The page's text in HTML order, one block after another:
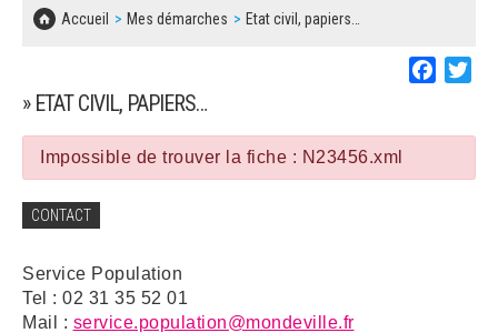
Accueil Mes démarches Etat civil, papiers…
» ETAT CIVIL, PAPIERS…
Impossible de trouver la fiche : N23456.xml
CONTACT
Service Population
Tel : 02 31 35 52 01
Mail : service.population@mondeville.fr
CONCERTATIONS PUBLIQUES
SOLIDARITÉ, LOGEMENT
EMPLOI
URBANISME
POLICE MUNICIPALE
BESOIN D'UNE AIDE ?
LES ASSOCIATIONS
MARCHÉS PUBLICS
SUR LES RISQUES MAJEURS
REGLEMENT LOCAL DE PUBLICITÉ
DECLARATION DE DEMARCHAGE
DOSSIER DE DEMANDE DE SUBVENTION